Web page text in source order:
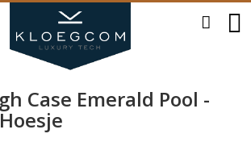
Case Emerald Pool -